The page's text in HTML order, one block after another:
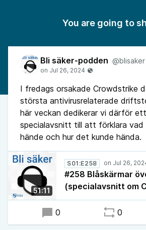
You are going to
Bli säker-podden @blisaker
I fredags orsakade Crowdstrike
största antivirusrelaterade
här veckan dedikerar vi därför
specialavsnitt till att förklara vad
hände och hur det kunde hända.
51:11
S01:E258
#258 Blåskärmar
(specialavsnitt om
0 0